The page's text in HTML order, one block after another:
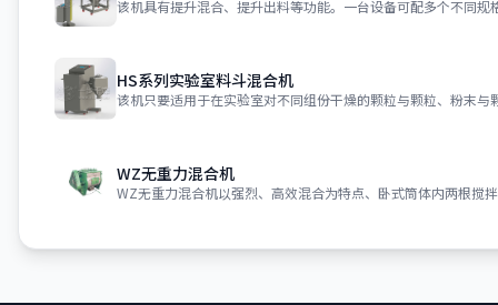
HS系列实验室料斗混合机
WZ无重力混合机